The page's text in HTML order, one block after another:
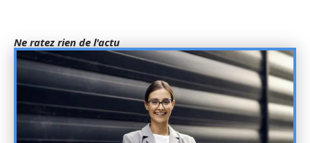
Ne ratez rien de l'actu